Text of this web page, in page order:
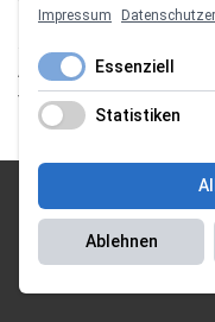
Fußball in der
Aufstieg geschafft: HSG-
für die Oberliga
© 2026
Unser Team|Impressum
2018/2019|Magazin
Impressum
Essenziell
Statistiken
Ablehnen